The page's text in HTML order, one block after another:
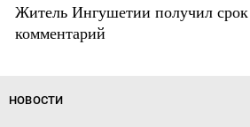
Житель Ингушетии получил срок
комментарий
НОВОСТИ